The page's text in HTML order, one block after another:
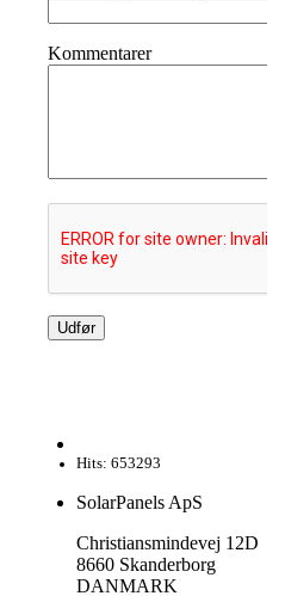
Kommentarer
Hits: 653293
SolarPanels ApS
Christiansmindevej 12D
8660 Skanderborg
DANMARK